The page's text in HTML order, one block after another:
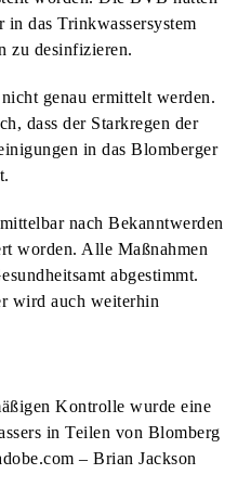
das Trinkwassersystem
zu desinfizieren.
genau ermittelt werden.
dass der Starkregen der
in das Blomberger
nach Bekanntwerden
worden. Alle Maßnahmen
abgestimmt.
wird auch weiterhin
Kontrolle wurde eine
in Teilen von Blomberg
– Brian Jackson